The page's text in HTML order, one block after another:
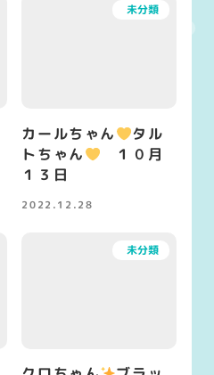
未分類
カールちゃん
タル
トちゃん
１０月
１３日
投稿日
2022.12.28
未分類